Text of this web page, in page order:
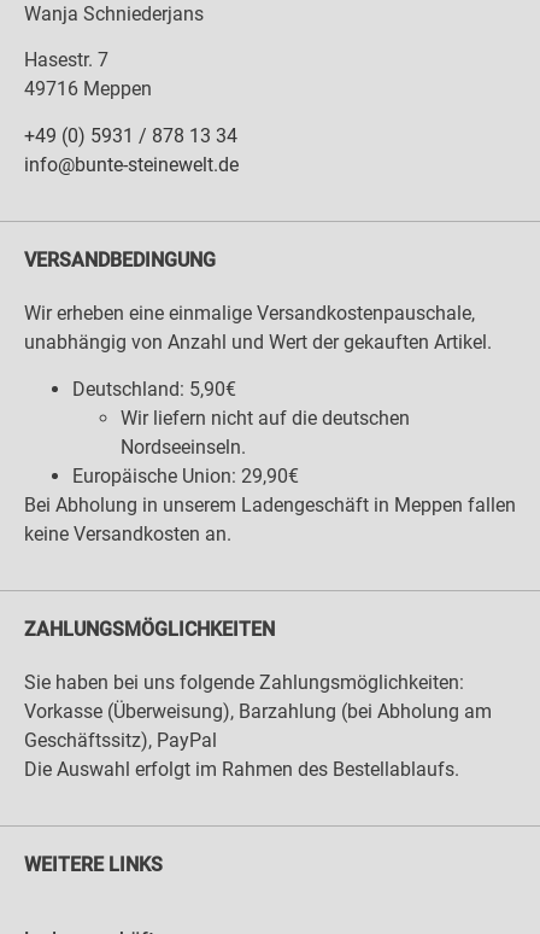
Wanja Schniederjans
Hasestr. 7
49716 Meppen
+49 (0) 5931 / 878 13 34
info@bunte-steinewelt.de
VERSANDBEDINGUNG
Wir erheben eine einmalige Versandkostenpauschale,
unabhängig von Anzahl und Wert der gekauften Artikel.
Deutschland: 5,90€
Wir liefern nicht auf die deutschen
Nordseeinseln.
Europäische Union: 29,90€
Bei Abholung in unserem Ladengeschäft in Meppen fallen
keine Versandkosten an.
ZAHLUNGSMÖGLICHKEITEN
Sie haben bei uns folgende Zahlungsmöglichkeiten:
Vorkasse (Überweisung), Barzahlung (bei Abholung am
Geschäftssitz), PayPal
Die Auswahl erfolgt im Rahmen des Bestellablaufs.
WEITERE LINKS